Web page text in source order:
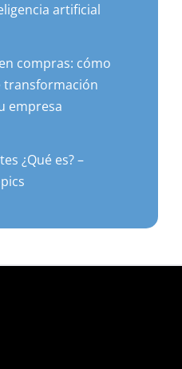
artificial
compras: cómo
transformación
empresa
¿Qué es? –